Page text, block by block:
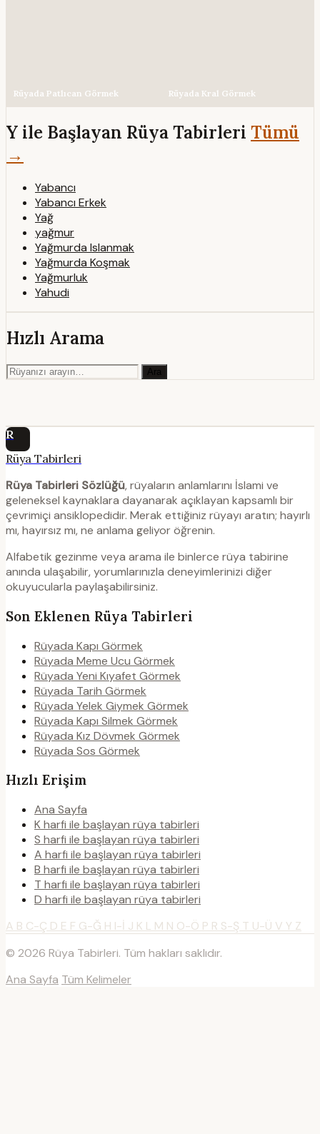
Rüyada Patlıcan Görmek Rüyada Kral Görmek
Y ile Başlayan Rüya Tabirleri Tümü
→
Yabancı
Yabancı Erkek
Yağ
yağmur
Yağmurda Islanmak
Yağmurda Koşmak
Yağmurluk
Yahudi
Hızlı Arama
Ara
R
Rüya Tabirleri
Rüya Tabirleri Sözlüğü, rüyaların anlamlarını İslami ve
geleneksel kaynaklara dayanarak açıklayan kapsamlı bir
çevrimiçi ansiklopedidir. Merak ettiğiniz rüyayı aratın; hayırlı
mı, hayırsız mı, ne anlama geliyor öğrenin.
Alfabetik gezinme veya arama ile binlerce rüya tabirine
anında ulaşabilir, yorumlarınızla deneyimlerinizi diğer
okuyucularla paylaşabilirsiniz.
Son Eklenen Rüya Tabirleri
Rüyada Kapı Görmek
Rüyada Meme Ucu Görmek
Rüyada Yeni Kıyafet Görmek
Rüyada Tarih Görmek
Rüyada Yelek Giymek Görmek
Rüyada Kapı Silmek Görmek
Rüyada Kız Dövmek Görmek
Rüyada Sos Görmek
Hızlı Erişim
Ana Sayfa
K harfi ile başlayan rüya tabirleri
S harfi ile başlayan rüya tabirleri
A harfi ile başlayan rüya tabirleri
B harfi ile başlayan rüya tabirleri
T harfi ile başlayan rüya tabirleri
D harfi ile başlayan rüya tabirleri
A B C-Ç D E F G-Ğ H I-İ J K L M N O-Ö P R S-Ş T U-Ü V Y Z
© 2026 Rüya Tabirleri. Tüm hakları saklıdır.
Ana Sayfa Tüm Kelimeler